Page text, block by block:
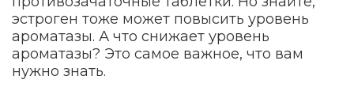
эстроген тоже может повысить уровень
ароматазы. А что снижает уровень
ароматазы? Это самое важное, что вам
нужно знать.